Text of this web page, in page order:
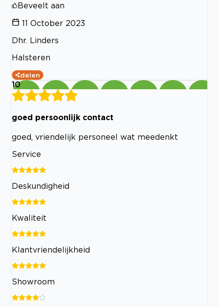
Beveelt aan
11 October 2023
Dhr. Linders
Halsteren
delen
10
goed persoonlijk contact
goed, vriendelijk personeel wat meedenkt
Service
Deskundigheid
Kwaliteit
Klantvriendelijkheid
Showroom